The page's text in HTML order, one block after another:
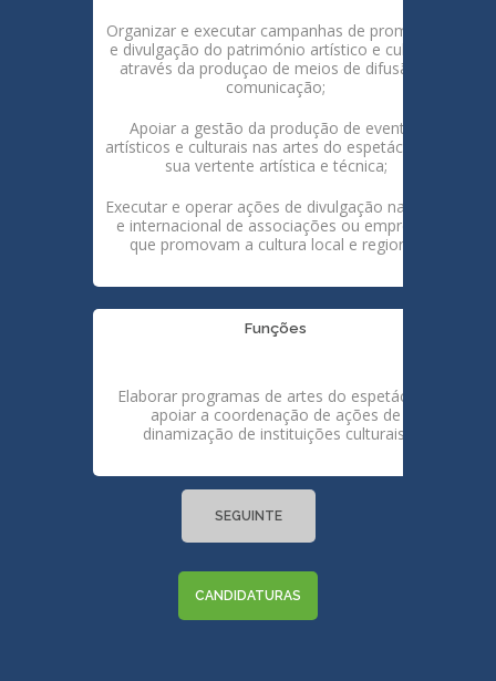
Organizar e executar campanhas de promoção
e divulgação do património artístico e cultural,
através da produçao de meios de difusão e
comunicação;
Apoiar a gestão da produção de eventos
artísticos e culturais nas artes do espetáculo na
sua vertente artística e técnica;
Executar e operar ações de divulgação nacional
e internacional de associações ou empresas
que promovam a cultura local e regional.
Funções
Elaborar programas de artes do espetáculo,
apoiar a coordenação de ações de
dinamização de instituições culturais.
SEGUINTE
CANDIDATURAS